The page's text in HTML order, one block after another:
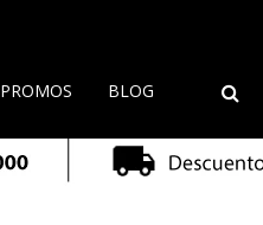
PROMOS BLOG